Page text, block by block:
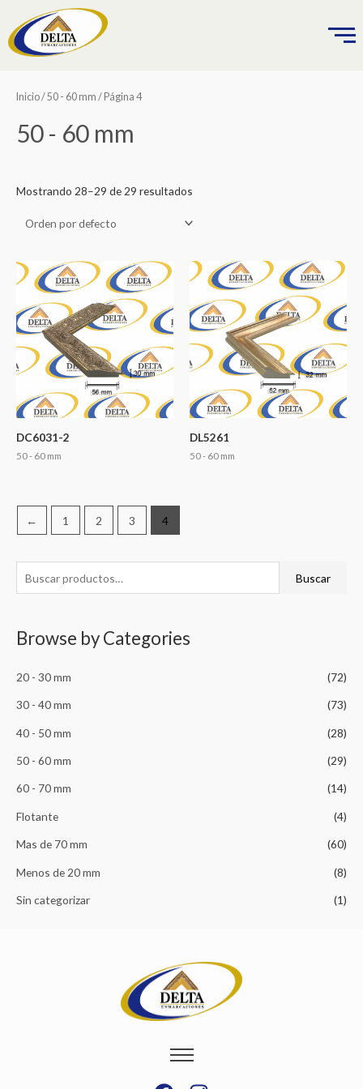
contenido
u
c
r
p
:
Buscar
Browse by Categories
20 - 30 mm (72)
30 - 40 mm (73)
40 - 50 mm (28)
50 - 60 mm (29)
60 - 70 mm (14)
Flotante (4)
Mas de 70 mm (60)
Menos de 20 mm (8)
Sin categorizar (1)
Inicio/50 - 60 mm / Página 4
50 - 60 mm
Mostrando 28–29 de 29 resultados
DC6031-2
50 - 60 mm
DL5261
50 - 60 mm
← 1 2 3 4